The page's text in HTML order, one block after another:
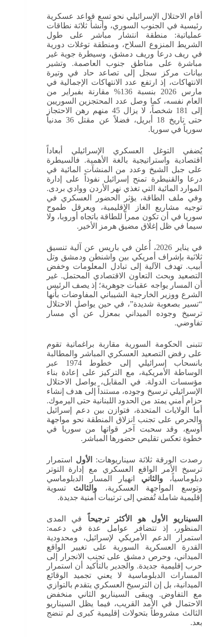
أقام الاحتلال الإسرائيلي نحو تسع قواعد عسكرية
رئيسية في الجنوب السوري، وأنشأ ثلاثة نطاقات
عملياتية: منطقة انتشار مباشر على طول
الشريط المنزوع السلاح، ومنطقة توغلات دورية
في ريف درعا وريف دمشق، وسيطرة جوية غير
مباشرة على مناطق جنوب العاصمة. وتشير
بيانات مركز سجل إلى تصاعد حاد في وتيرة
الانتهاكات، إذ ارتفع عدد الانتهاكات الإجمالية في
مارس 2026 بنسبة 136% مقارنة بفبراير من
العام نفسه، كما وصل عدد المحتجزين السوريين
إلى 181 شخصاً، لا يزال 45 منهم رهن الاحتجاز
حتى تاريخ 18 أبريل، فضلاً عن مقتل 36 مدنياً
سورياً في سوريا.
يُضفي التوغل العسكري الإسرائيلي أبعاداً
اقتصادية واستراتيجية بالغة الأهمية. فالسيطرة
على جبل الشيخ وعدد من المنشآت المائية في
درعا والقنيطرة تمنح إسرائيل نفوذاً على إدارة
الموارد المائية التي تغذي نهر الأردن ووادي بردى.
وفي ملف الطاقة، يؤثر الحضور العسكري في
توجيه مشاريع الغاز الإقليمية، ويعرقل طموح
سوريا في أن تكون ممراً للطاقة باتجاه أوروبا، ولا
سيما في ظل إغلاق مضيق هرمز الأخير.
في يناير 2026، أُعلن في باريس عن آلية تنسيق
ثلاثية بإشراف أمريكي بين واشنطن ودمشق وتل
أبيب. تهدف الآلية إلى تبادل المعلومات وخفض
التصعيد وبحث التعاون الاقتصادي المحتمل. غير
أن المسار يواجه عقبات جوهرية؛ إذ يصف الرئيس
الشرع ووزير الخارجية الشيباني المفاوضات بأنها
“تسير بصعوبة شديدة”، في حين يواصل الاحتلال
ترسيخ وجوده الميداني بمعزل عن أي مسار
تفاوضي.
تتبنى الحكومة السورية مقاربة براغماتية تقوم
على رفض التصعيد العسكري المباشر والمطالبة
بانسحاب إسرائيلي إلى خطوط 1974 عبر
الوساطة الأمريكية، مع التركيز على إعادة بناء
مؤسسات الدولة. في المقابل، يواصل الاحتلال
الإسرائيلي ترسيخ وجوده، مستنداً إلى هدف إنشاء
حزام أمني يمتد من الحدود اللبنانية حتى اليرموك.
أما الولايات المتحدة، فتوازن بين دعم إسرائيل
والحرص على تجنب انزلاق المنطقة نحو مواجهة
أوسع، وقد سحبت آخر قواتها من سوريا في
خطوة تعكس تقليص حضورها المباشر.
رصدت الورقة ثلاثة سيناريوهات: الأول استمرار
ترسيخ الأمر الواقع العسكري مع إدارة التوتر
دبلوماسياً،والثاني انهيار المسار الدبلوماسي
وتوسع المواجهة العسكرية، والثالث تسوية
إقليمية شاملة تُفضي إلى ترتيبات أمنية جديدة.
السيناريو الأول هو الأكثر ترجيحاً في المدى
المنظور، إذ تتضافر عوامل عدة في دعمه:
استمرار الدعم الأمريكي لإسرائيل، ومحدودية
القدرة العسكرية السورية على تغيير الواقع
الميداني، وحرص دمشق على تجنب الانجرار إلى
حرب إقليمية جديدة. والجدير بالتأكيد أن استمرار
المسارات الدبلوماسية لا يعني تجميد الوقائع
الميدانية، بل إن الترسيخ العسكري يتقدم بالتوازي
مع التفاوض. ويبقى السيناريو الثاني منخفض
الاحتمال في الأمد القريب، فيما يظل السيناريو
الثالث مشروطاً بتحولات إقليمية كبرى لم تنضج
بعد.